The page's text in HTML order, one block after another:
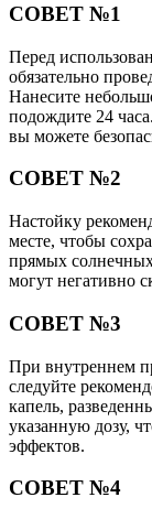
СОВЕТ №1
Перед
обязательно
Нанесите
подождите 24
вы можете
СОВЕТ №2
Настойку
месте, чтобы
прямых
могут негативно
СОВЕТ №3
При внутреннем
следуйте
капель,
указанную дозу,
эффектов.
СОВЕТ №4